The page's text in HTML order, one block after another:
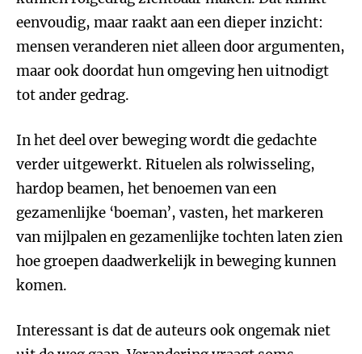
eenvoudig, maar raakt aan een dieper inzicht:
mensen veranderen niet alleen door argumenten,
maar ook doordat hun omgeving hen uitnodigt
tot ander gedrag.
In het deel over beweging wordt die gedachte
verder uitgewerkt. Rituelen als rolwisseling,
hardop beamen, het benoemen van een
gezamenlijke ‘boeman’, vasten, het markeren
van mijlpalen en gezamenlijke tochten laten zien
hoe groepen daadwerkelijk in beweging kunnen
komen.
Interessant is dat de auteurs ook ongemak niet